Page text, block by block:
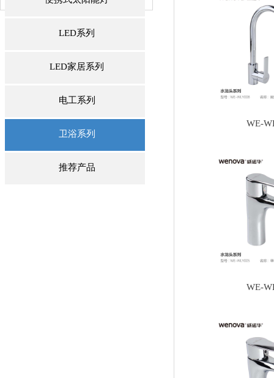
LED系列
LED家居系列
电工系列
卫浴系列
推荐产品
WE-
WE-